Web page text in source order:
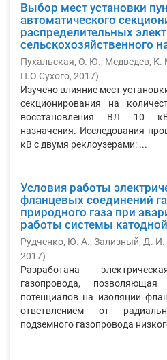
Выбор мест установки
автоматического
распределительных
сельскохозяйственного
Пухальская, О. Ю.; Медведев, К.
П.О.Сухого, 2017)
Изучено влияние мест
секционирования на
восстановления ВЛ 10 кВ
назначения. Исследования
кВ с двумя реклоузерами: ...
Условия работы
фланцевых соединений
природного газа при
работы системы
Рудченко, Ю. А.;Зализный, Д. И.
2017)
Разработана
газопровода, позволяющая
потенциалов на изоляции
ответвлением от
подземного газопровода